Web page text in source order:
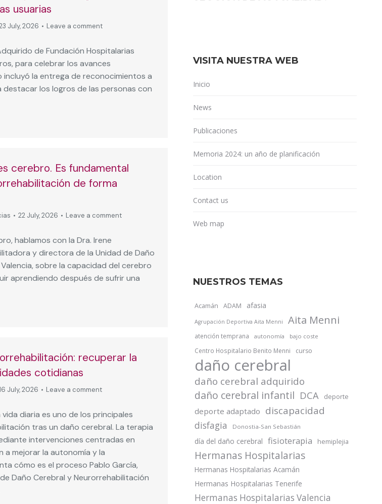
usuarias
July, 2026 Leave a comment
de Fundación Hospitalarias
para celebrar los avances
la entrega de reconocimientos a
los logros de las personas con
cerebro. Es fundamental
de forma
22 July, 2026 Leave a comment
hablamos con la Dra. Irene
y directora de la Unidad de Daño
sobre la capacidad del cerebro
aprendiendo después de sufrir una
recuperar la
cotidianas
July, 2026 Leave a comment
diaria es uno de los principales
tras un daño cerebral. La terapia
intervenciones centradas en
a mejorar la autonomía y la
cómo es el proceso Pablo García,
Daño Cerebral y Neurorrehabilitación
VISITA NUESTRA WEB
Inicio
News
Publicaciones
Memoria 2024: un año de planificación
Location
Contact us
Web map
NUESTROS TEMAS
Acamán ADAM afasia
Agrupación Deportiva Aita Menni Aita Menni
atención temprana autonomía bajo coste
Centro Hospitalario Benito Menni curso
daño cerebral
daño cerebral adquirido
daño cerebral infantil DCA deporte
deporte adaptado discapacidad
disfagia Donostia-San Sebastián
día del daño cerebral fisioterapia hemiplejia
Hermanas Hospitalarias
Hermanas Hospitalarias Acamán
Hermanas Hospitalarias Tenerife
Hermanas Hospitalarias Valencia